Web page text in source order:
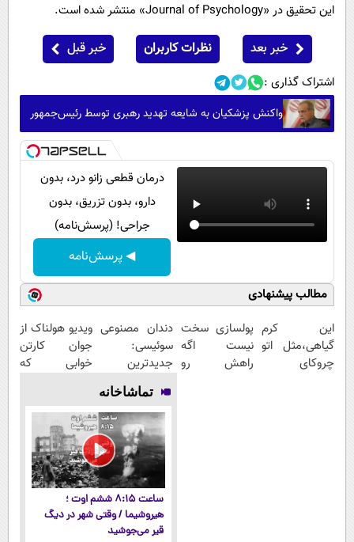
این تحقیق در «Journal of Psychology» منتشر شده است.
خبر بعد نظرات کاربران خبر قبل
اشتراک گذاری :
واکنش پزشکیان به شایعه تهدید رهبری توسط رئیس‌جمهور
درمان قطعی زانو درد، بدون
دارو، بدون تزریق، بدون
جراحی! (پرسش‌نامه)
◀ پرسش‌نامه
مطالب پیشنهادی
این کرم
گیاهی،مثل اتو
چروکای
پولسازی سخت
نیست اگه
راهش رو
دندان مصنوعی
سوئیسی:
جدیدترین
فناوری اروپا،
سبک و مقاوم |
پرداخت قسطی
ویدیو هولناک از
جوان کارتن
خوابی که
تماشاخانه
ساعت ۸:۱۵ ششم اوت ؛
هیروشیما / وقتی شهر در دیگ
قیر می‌جوشید